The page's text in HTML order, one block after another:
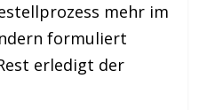
mehr im
formuliert
erledigt der